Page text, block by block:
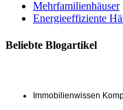
Mehrfamilienhäuser
Energieeffiziente
Beliebte Blogartikel
Immobilienwissen